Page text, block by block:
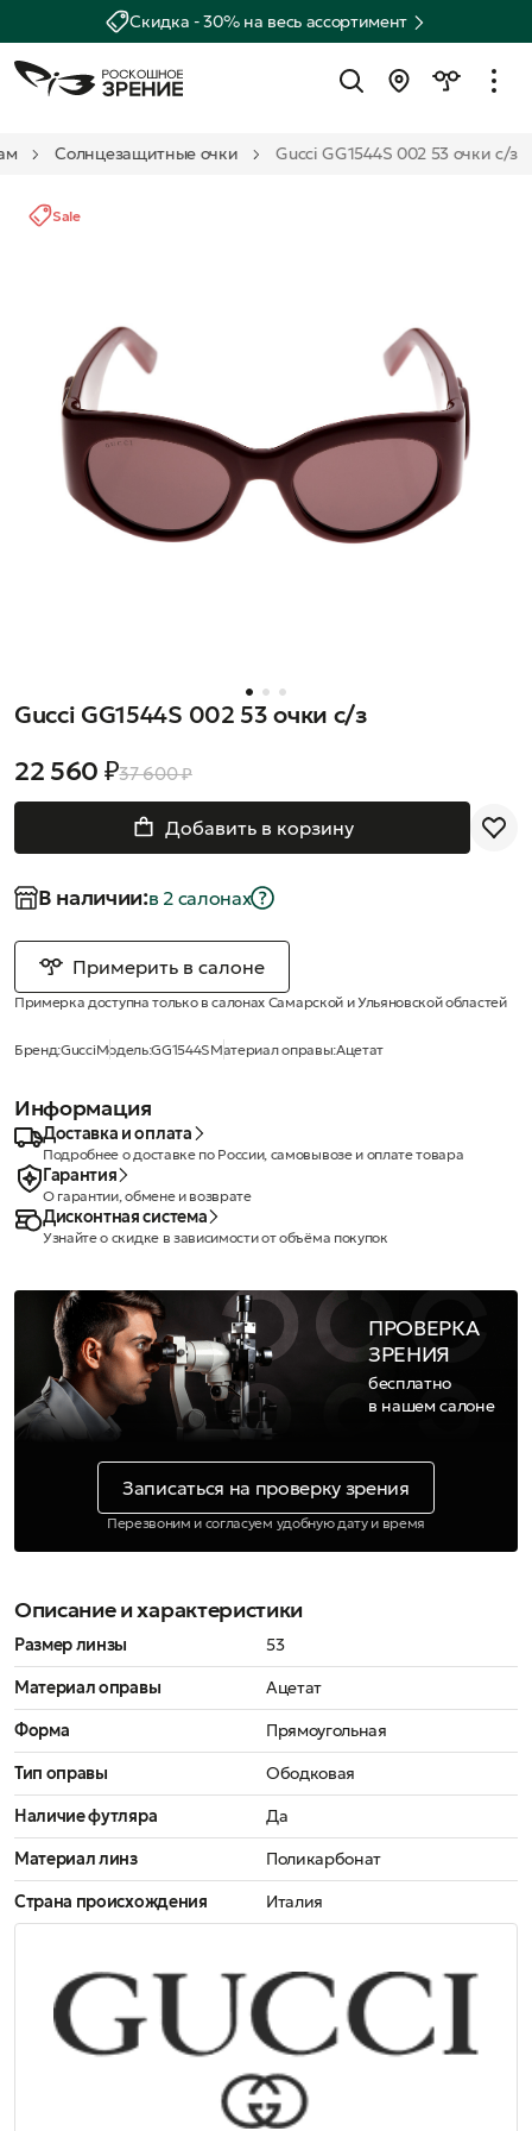
Скидка - 30% на весь ассортимент
Солнцезащитные очки Gucci GG1544S 002 53 очки с/з
Sale
Gucci GG1544S 002 53 очки с/з
22 560 ₽37 600 ₽
Добавить в корзину
В наличии:в 2 салонах
Примерить в салоне
Примерка доступна только в салонах Самарской и Ульяновской областей
Бренд:GucciМодель:GG1544SМатериал оправы:Ацетат
Информация
Доставка и оплата
Подробнее о доставке по России, самовывозе и оплате товара
Гарантия
О гарантии, обмене и возврате
Дисконтная система
Узнайте о скидке в зависимости от объёма покупок
ПРОВЕРКА
ЗРЕНИЯ
бесплатно
в нашем салоне
Записаться на проверку зрения
Перезвоним и согласуем удобную дату и время
Описание и характеристики
Размер линзы
53
Материал оправы
Ацетат
Форма
Прямоугольная
Тип оправы
Ободковая
Наличие футляра
Да
Материал линз
Поликарбонат
Страна происхождения
Италия